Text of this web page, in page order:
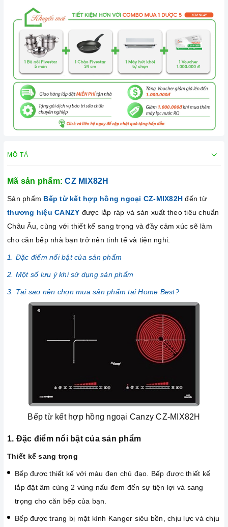
MÔ TẢ
Mã sản phẩm:CZ MIX82H
Sản phẩm Bếp từ kết hợp hồng ngoại CZ-MIX82H đến từ
thương hiệu CANZY được lắp ráp và sản xuất theo tiêu chuẩn
Châu Âu, cùng với thiết kế sang trọng và đầy cảm xúc sẽ làm
cho căn bếp nhà bạn trở nên tinh tế và tiện nghi.
1. Đặc điểm nổi bật của sản phẩm
2. Một số lưu ý khi sử dụng sản phẩm
3. Tại sao nên chọn mua sản phẩm tại Home Best?
Bếp từ kết hợp hồng ngoại Canzy CZ-MIX82H
1. Đặc điểm nổi bật của sản phẩm
Thiết kế sang trọng
Bếp được thiết kế với màu đen chủ đạo. Bếp được thiết kế
lắp đặt âm cùng 2 vùng nấu đem đến sự tiện lợi và sang
trọng cho căn bếp của bạn.
Bếp được trang bị mặt kính Kanger siêu bền, chịu lực và chịu